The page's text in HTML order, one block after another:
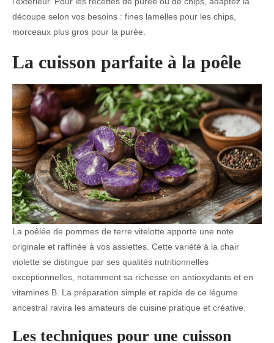
découpe selon vos besoins : fines lamelles pour les chips,
morceaux plus gros pour la purée.
La cuisson parfaite à la poêle
La poêlée de pommes de terre vitelotte apporte une note
originale et raffinée à vos assiettes. Cette variété à la chair
violette se distingue par ses qualités nutritionnelles
exceptionnelles, notamment sa richesse en antioxydants et en
vitamines B. La préparation simple et rapide de ce légume
ancestral ravira les amateurs de cuisine pratique et créative.
Les techniques pour une cuisson